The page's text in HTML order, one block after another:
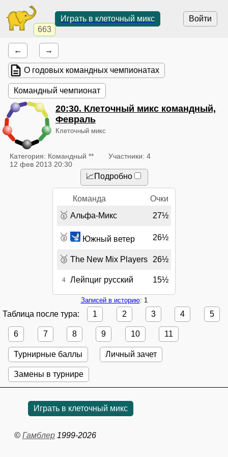
663
Войти
Играть в клеточный микс
← →
О годовых командных чемпионатах
Командный чемпионат
20:30. Клеточный микс командный,
Февраль
Клеточный микс
Категория: Командный **
Участники: 4
12 фев 2013 20:30
📈Подробно
Команда Очки
🥇 Альфа-Микс 27½
🥈 Южный ветер 26½
🥉 The New Mix Players 26½
4 Лейпциг русский 15½
Записей в историю: 1
Таблица после тура: 1 2 3 4 5
6 7 8 9 10 11
Турнирные баллы Личный зачет
Замены в турнире
Играть в клеточный микс
© Гамблер1999-2026